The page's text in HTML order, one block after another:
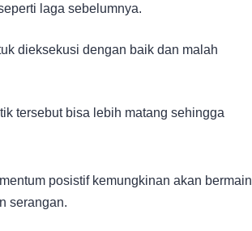
laga sebelumnya.
dieksekusi dengan baik dan malah
tersebut bisa lebih matang sehingga
posistif kemungkinan akan bermain
serangan.